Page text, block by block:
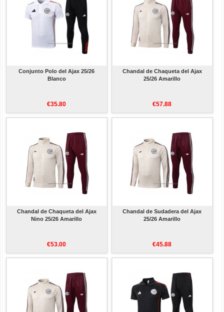
Conjunto Polo del Ajax 25/26
Blanco
€35.80
Chandal de Chaqueta del Ajax
25/26 Amarillo
€57.88
Chandal de Chaqueta del Ajax
Nino 25/26 Amarillo
€53.00
Chandal de Sudadera del Ajax
25/26 Amarillo
€45.88